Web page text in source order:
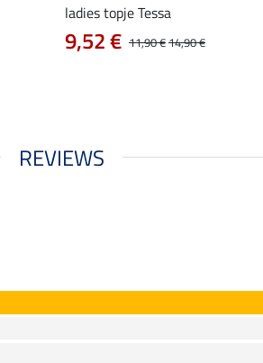
ladies topje Tessa
11,90 €14,90 €
9,52 €
REVIEWS